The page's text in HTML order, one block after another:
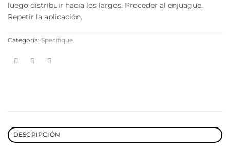
luego distribuir hacia los largos. Proceder al enjuague.
Repetir la aplicación.
Categoría: Specifique
DESCRIPCIÓN